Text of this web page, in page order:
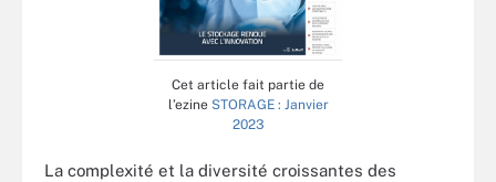
Cet article fait partie de
l’ezine STORAGE : Janvier
2023
La complexité et la diversité croissantes des